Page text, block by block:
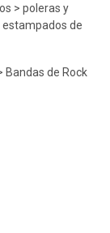
> poleras y
estampados de
Bandas de Rock